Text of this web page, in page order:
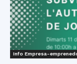
Info Empresa-